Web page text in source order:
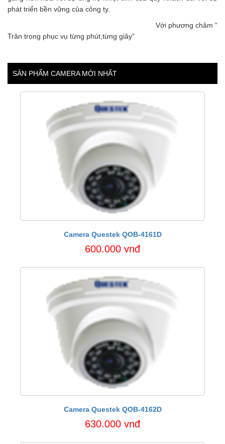
phát triển bền vững của công ty.
Với phương châm “
Trân trọng phục vụ từng phút,từng giây”
SẢN PHẨM CAMERA MỚI NHẤT
Camera Questek QOB-4161D
600.000 vnđ
Camera Questek QOB-4162D
630.000 vnđ